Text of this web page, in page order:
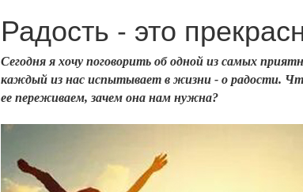
Радость - это
Сегодня я хочу поговорить об одной из самых
каждый из нас испытывает в жизни - о радости.
ее переживаем, зачем она нам нужна?